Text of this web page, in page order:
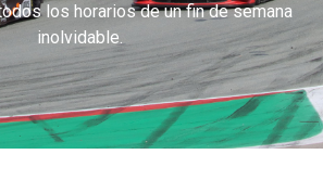
los horarios de un fin de semana
inolvidable.